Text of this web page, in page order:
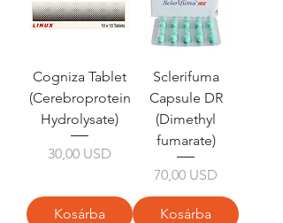
Cogniza Tablet
(Cerebroprotein
Hydrolysate)
Ár
30,00 USD
Kosárba
Sclerifuma
Capsule DR
(Dimethyl
fumarate)
Ár
70,00 USD
Kosárba